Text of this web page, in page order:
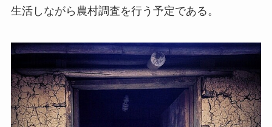
生活しながら農村調査を行う予定である。